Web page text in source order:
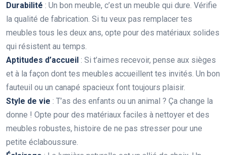
Durabilité : Un bon meuble, c’est un meuble qui dure. Vérifie
la qualité de fabrication. Si tu veux pas remplacer tes
meubles tous les deux ans, opte pour des matériaux solides
qui résistent au temps.
Aptitudes d’accueil : Si t’aimes recevoir, pense aux sièges
et à la façon dont tes meubles accueillent tes invités. Un bon
fauteuil ou un canapé spacieux font toujours plaisir.
Style de vie : T’as des enfants ou un animal ? Ça change la
donne ! Opte pour des matériaux faciles à nettoyer et des
meubles robustes, histoire de ne pas stresser pour une
petite éclaboussure.